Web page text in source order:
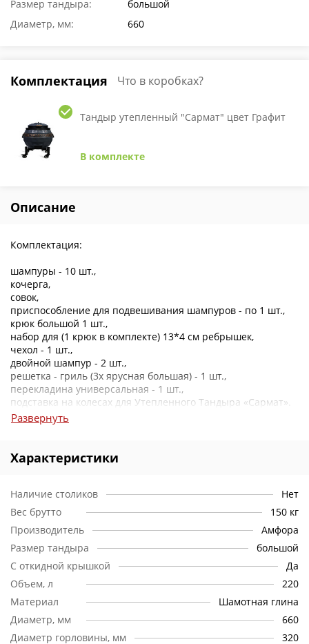
Размер тандыра:
большой
Диаметр, мм:
660
Комплектация Что в коробках?
Тандыр утепленный "Сармат" цвет Графит
В комплекте
Описание
Комплектация:
шампуры - 10 шт.,
кочерга,
совок,
приспособление для подвешивания шампуров - по 1 шт.,
крюк большой 1 шт.,
набор для (1 крюк в комплекте) 13*4 см ребрышек,
чехол - 1 шт.,
двойной шампур - 2 шт.,
решетка - гриль (3х ярусная большая) - 1 шт.,
перекладина универсальная - 1 шт.,
подставка на колесах для Утепленного Тандыра «Сармат».
Развернуть
Характеристики
Наличие столиков
Нет
Вес брутто
150 кг
Производитель
Амфора
Размер тандыра
большой
С откидной крышкой
Да
Объем, л
220
Материал
Шамотная глина
Диаметр, мм
660
Диаметр горловины, мм
320